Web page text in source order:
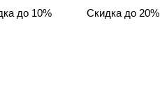
до 10% Скидка до 20%